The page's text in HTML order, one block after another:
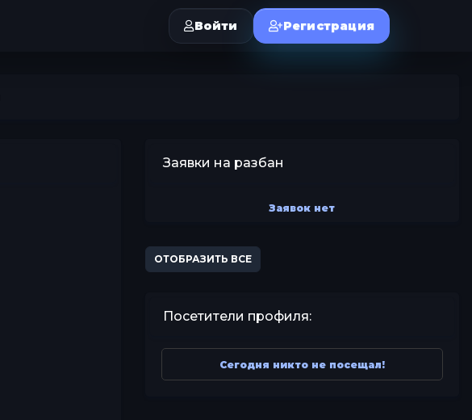
Войти Регистрация
Заявки на разбан
Заявок нет
ОТОБРАЗИТЬ ВСЕ
Посетители профиля:
Сегодня никто не посещал!